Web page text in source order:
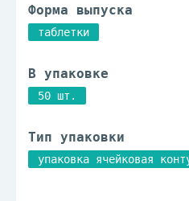
Форма выпуска
таблетки
В упаковке
50 шт.
Тип упаковки
упаковка ячейковая